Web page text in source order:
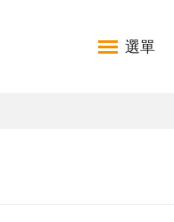
選單